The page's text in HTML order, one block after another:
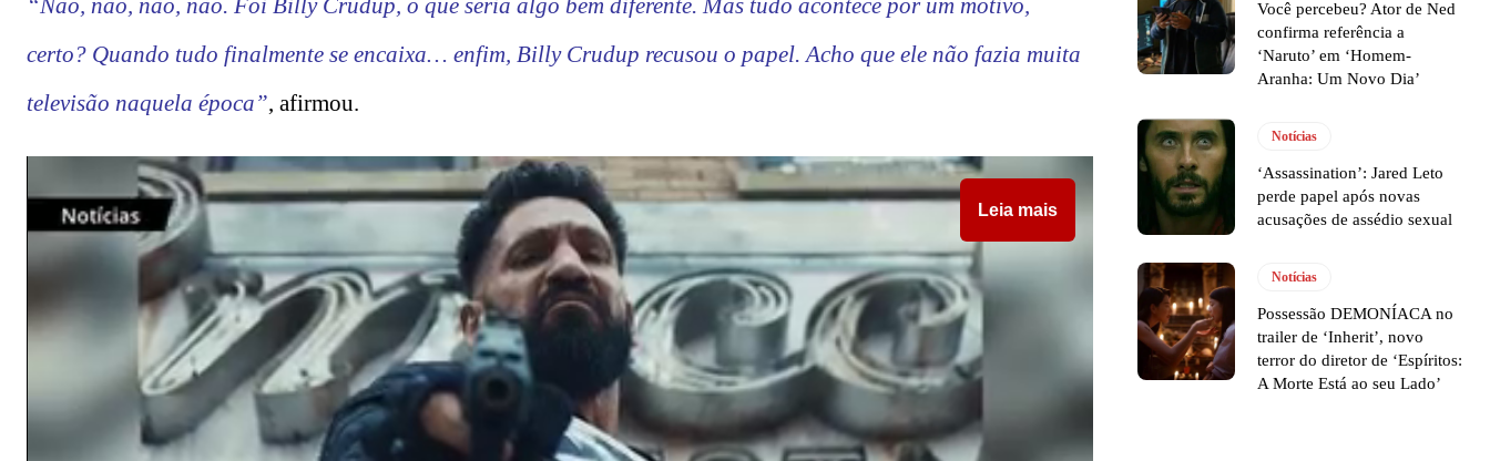
“Não, não, não, não. Foi Billy Crudup, o que seria algo bem diferente. Mas tudo acontece por um motivo,
certo? Quando tudo finalmente se encaixa… enfim, Billy Crudup recusou o papel. Acho que ele não fazia muita
televisão naquela época”, afirmou.
Leia mais
Você percebeu? Ator de Ned
confirma referência a
‘Naruto’ em ‘Homem-
Aranha: Um Novo Dia’
Notícias
‘Assassination’: Jared Leto
perde papel após novas
acusações de assédio sexual
Notícias
Possessão DEMONÍACA no
trailer de ‘Inherit’, novo
terror do diretor de ‘Espíritos:
A Morte Está ao seu Lado’